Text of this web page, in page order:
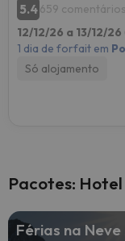
5.4659 comentários
12/12/26 a 13/12/26
1 dia de forfait em
Só alojamento
Pacotes:
Férias na